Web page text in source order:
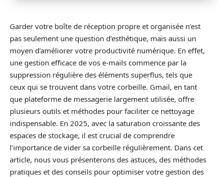
Garder votre boîte de réception propre et organisée n’est
pas seulement une question d’esthétique, mais aussi un
moyen d’améliorer votre productivité numérique. En effet,
une gestion efficace de vos e-mails commence par la
suppression régulière des éléments superflus, tels que
ceux qui se trouvent dans votre corbeille. Gmail, en tant
que plateforme de messagerie largement utilisée, offre
plusieurs outils et méthodes pour faciliter ce nettoyage
indispensable. En 2025, avec la saturation croissante des
espaces de stockage, il est crucial de comprendre
l’importance de vider sa corbeille régulièrement. Dans cet
article, nous vous présenterons des astuces, des méthodes
pratiques et des conseils pour optimiser votre gestion des